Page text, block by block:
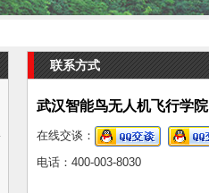
联系方式
武汉智能鸟无人机飞行学院
在线交谈：
电话： 400-003-8030